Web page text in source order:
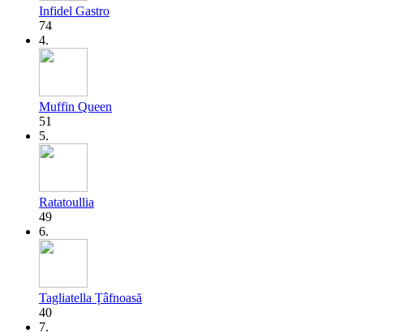
Infidel Gastro
74
4.
Muffin Queen
51
5.
Ratatoullia
49
6.
Tagliatella Țâfnoasă
40
7.